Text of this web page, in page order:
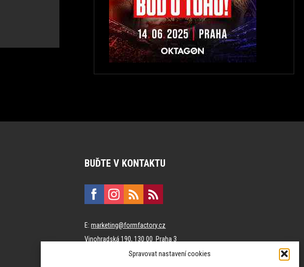
Spravovat nastavení cookies
BUĎTE V KONTAKTU
E:marketing@formfactory.cz
Vinohradská 190, 130 00 Praha 3